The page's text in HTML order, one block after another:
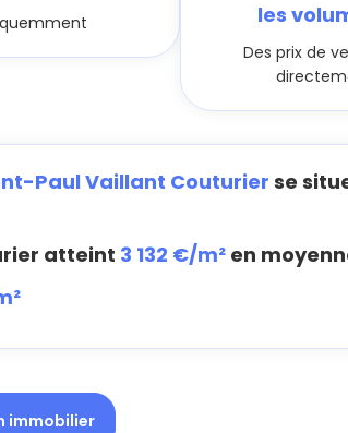
les
Des prix de
Paul Vaillant Couturier se
atteint 3 132 €/m² en
immobilier